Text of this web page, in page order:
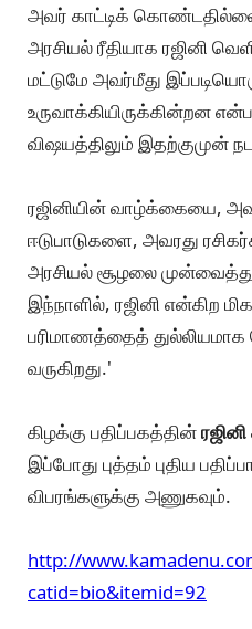
அவர் காட்டிக்
அரசியல் ரீதியாக ரஜினி
மட்டுமே அவர்மீது
உருவாக்கியிருக்கின்றன
விஷயத்திலும் இதற்குமுன்
ரஜினியின் வாழ்க்கையை,
ஈடுபாடுகளை, அவரது
அரசியல் சூழலை
இந்நாளில், ரஜினி என்கிற
பரிமாணத்தைத்
வருகிறது.'
கிழக்கு பதிப்பகத்தின்
இப்போது புத்தம் புதிய
விபரங்களுக்கு அணுகவும்.
http://
catid=bio&itemid=92